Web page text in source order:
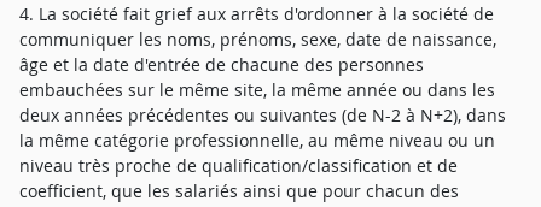
4. La société fait grief aux arrêts d'ordonner à la société de
communiquer les noms, prénoms, sexe, date de naissance,
âge et la date d'entrée de chacune des personnes
embauchées sur le même site, la même année ou dans les
deux années précédentes ou suivantes (de N-2 à N+2), dans
la même catégorie professionnelle, au même niveau ou un
niveau très proche de qualification/classification et de
coefficient, que les salariés ainsi que pour chacun des